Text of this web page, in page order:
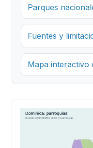
Parques
Fuentes y
Mapa interactivo